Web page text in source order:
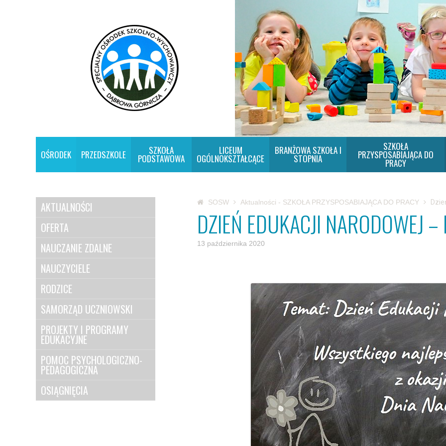
OŚRODEK PRZEDSZKOLE SZKOŁA
PODSTAWOWA
LICEUM
OGÓLNOKSZTAŁCĄCE
BRANŻOWA SZKOŁA I
STOPNIA
SZKOŁA
PRZYSPOSABIAJĄCA DO
PRACY
AKTUALNOŚCI
OFERTA
NAUCZANIE ZDALNE
NAUCZYCIELE
RODZICE
SAMORZĄD UCZNIOWSKI
PROJEKTY I PROGRAMY
EDUKACYJNE
POMOC PSYCHOLOGICZNO-
PEDAGOGICZNA
OSIĄGNIĘCIA
SOSW Aktualności - SZKOŁA PRZYSPOSABIAJĄCA DO PRACY
DZIEŃ EDUKACJI NARODOWEJ –
13 października 2020